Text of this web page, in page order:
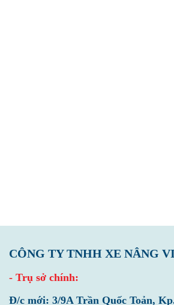
CÔNG TY TNHH XE NÂNG
- Trụ sở chính:
Đ/c mới: 3/9A Trần Quốc Toản,